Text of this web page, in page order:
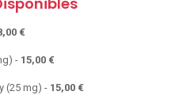
€
- 15,00 €
(25 mg) - 15,00 €